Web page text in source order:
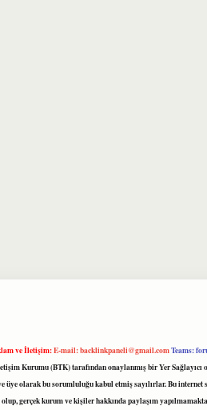
ve İletişim:E-mail:backlinkpaneli@gmail.comTeams:
Kurumu (BTK) tarafından onaylanmış bir Yer
olarak bu sorumluluğu kabul etmiş sayılırlar. Bu
gerçek kurum ve kişiler hakkında paylaşım